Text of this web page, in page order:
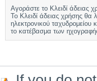
Αγοράστε το Κλειδί άδειας
Το Κλειδί άδειας χρήσης θα
ηλεκτρονικού ταχυδρομείου
το κατέβασμα των